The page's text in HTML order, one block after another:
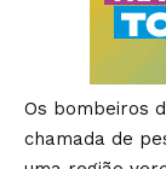
Os bombeiros
chamada de